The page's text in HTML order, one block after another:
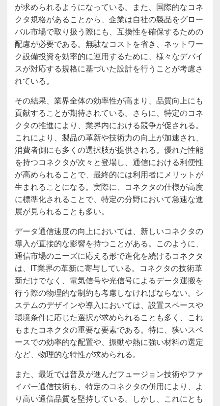
が求められるようになっている。また、国際的なコネ
クタ規格があることから、企業は自社の製品をグロー
バル市場で取り扱う際にも、互換性を確保するための
配慮が必要である。無駄なコストを省き、ネットワー
ク設備投資を効率的に運用するために、様々なデバイ
スが対応する規格に基づいた設計を行うことが考慮さ
れている。
その結果、業界全体の効率性が高まり、品質向上にも
貢献することが期待されている。さらに、特定のコネ
クタの推進により、業界内における競争が促される。
これにより、製品の革新や技術力の向上が加速され、
消費者側にも多くの選択肢が提供される。優れた性能
を持つコネクタが次々と登場し、通信における利便性
が高められることで、最終的には利用者にメリットが
生まれることになる。実際に、コネクタの仕様が高度
に標準化されることで、特定の分野において急速な進
展が見られることも多い。
データ通信速度の向上においては、新しいコネクタの
導入が直接的な影響を持つことがある。このように、
通信市場のニーズに応える形で進化を続けるコネクタ
は、IT業界の革新に寄与している。コネクタの技術革
新だけでなく、電気信号や光信号によるデータ運搬を
行う際の物理的な制約も考慮しなければならない。シ
ステムのデザインや導入においては、設置スペースや
環境条件に応じた選択が求められることも多く、これ
もまたコネクタの重要な要素である。特に、狭いスペ
ースでの効率的な配置や、振動や熱に強い材料の選定
など、物理的な特性が求められる。
また、最近では普及が進んだフュージョン技術やファ
イバー通信技術も、特定のコネクタの併用により、よ
り高い通信品質を堅持している。しかし、これにとも